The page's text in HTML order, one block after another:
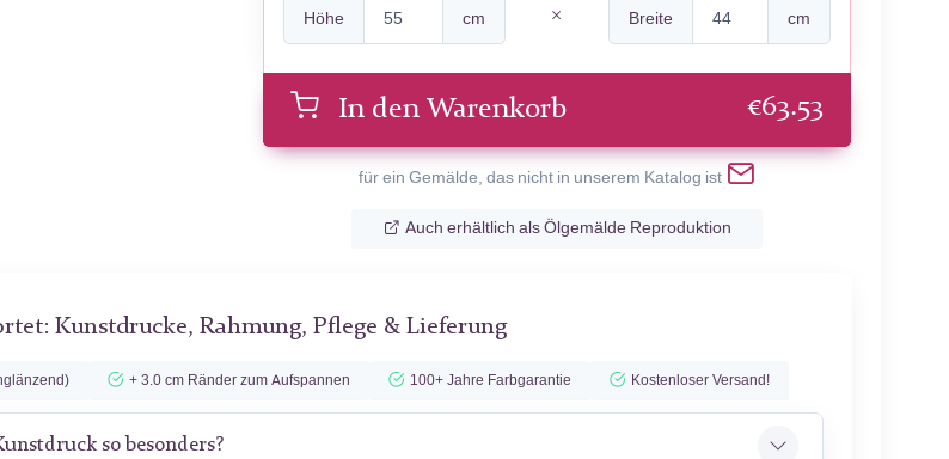
Höhe cm Breite cm
In den Warenkorb €63.53
für ein Gemälde, das nicht in unserem Katalog ist
Auch erhältlich als Ölgemälde Reproduktion
Kunstdrucke, Rahmung, Pflege & Lieferung
+ 3.0 cm Ränder zum Aufspannen 100+ Jahre Farbgarantie Kostenloser Versand!
so besonders?